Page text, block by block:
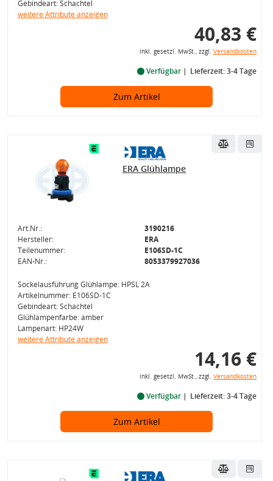
Gebindeart: Schachtel
weitere Attribute anzeigen
40,83 €
inkl. gesetzl. MwSt., zzgl. Versandkosten
Verfügbar Lieferzeit: 3-4 Tage
Zum Artikel
ERA Glühlampe
Art.Nr.:
3190216
Hersteller:
ERA
Teilenummer:
E106SD-1C
EAN-Nr.:
8053379927036
Sockelausführung Glühlampe: HPSL 2A
Artikelnummer: E106SD-1C
Gebindeart: Schachtel
Glühlampenfarbe: amber
Lampenart: HP24W
weitere Attribute anzeigen
14,16 €
inkl. gesetzl. MwSt., zzgl. Versandkosten
Verfügbar Lieferzeit: 3-4 Tage
Zum Artikel